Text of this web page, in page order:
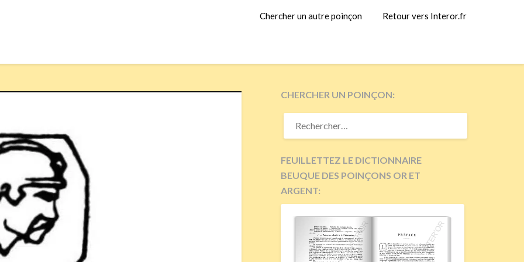
Chercher un autre poinçon Retour vers Interor.fr
CHERCHER UN POINÇON:
RECHERCHER :
FEUILLETTEZ LE DICTIONNAIRE
BEUQUE DES POINÇONS OR ET
ARGENT: